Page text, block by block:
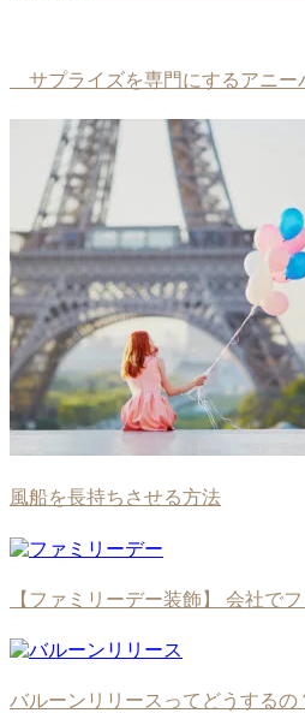
サプライズを専門にするアニー
風船を長持ちさせる方法
【ファミリーデー装飾】 会社で
バルーンリリースってどうするの